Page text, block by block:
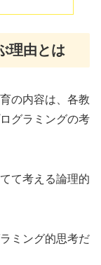
理由とは
の内容は、各教
グラミングの考
て考える論理的
ミング的思考だ